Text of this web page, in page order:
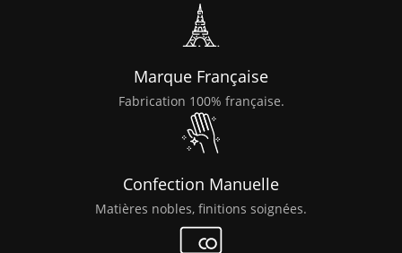
Marque Française
Fabrication 100% française.
Confection Manuelle
Matières nobles, finitions soignées.